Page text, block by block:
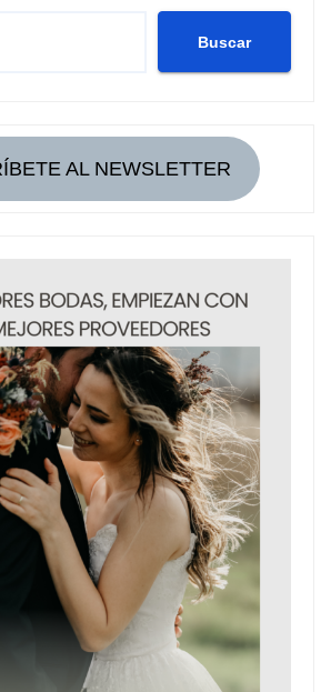
Buscar
AL NEWSLETTER